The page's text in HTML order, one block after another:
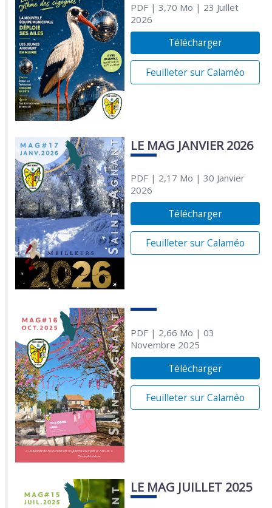
PDF| 3,70 Mo | 23 Juillet
2026
Télécharger
Feuilleter sur Calaméo
LE MAG JANVIER 2026
PDF| 2,17 Mo | 30 Janvier
2026
Télécharger
Feuilleter sur Calaméo
PDF| 2,66 Mo | 03
Novembre 2025
Télécharger
Feuilleter sur Calaméo
LE MAG JUILLET 2025